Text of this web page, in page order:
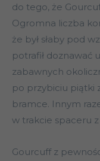
do tego, że
Ogromna liczba
że był słaby pod
potrafił doznawać
zabawnych
po przybiciu piątki
bramce. Innym
w trakcie spaceru
Gourcuff z